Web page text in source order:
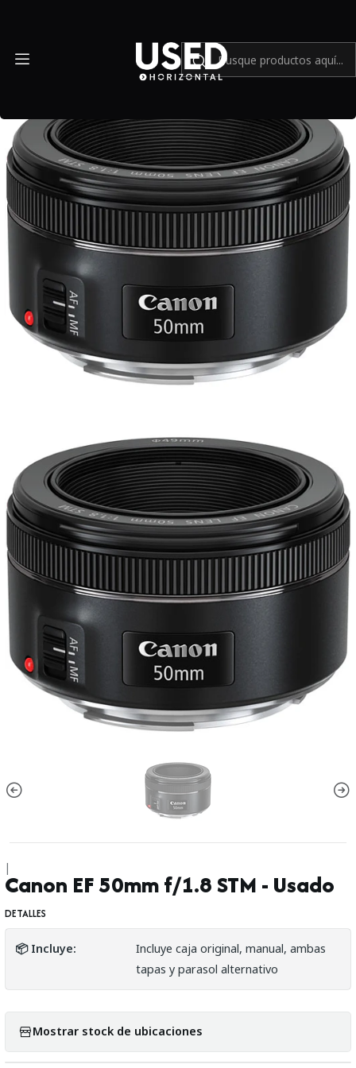
|
Canon EF 50mm f/1.8 STM - Usado
DETALLES
📦 Incluye:
Incluye caja original, manual, ambas
tapas y parasol alternativo
Mostrar stock de ubicaciones